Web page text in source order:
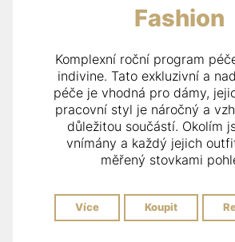
Fashion
Komplexní roční program
indivine. Tato exkluzivní a
péče je vhodná pro dámy,
pracovní styl je náročný a
důležitou součástí. Okolím
vnímány a každý jejich
měřený stovkami
Více Koupit